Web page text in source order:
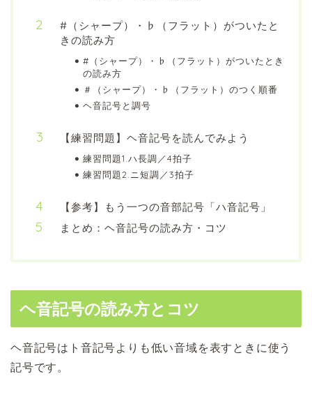
#（シャープ）・♭（フラット）がついたと
きの読み方
#（シャープ）・♭（フラット）がついたとき
の読み方
＃（シャープ）・♭（フラット）のつく順番
ヘ音記号と調号
【練習問題】ヘ音記号を読んでみよう
練習問題1.ハ長調／4拍子
練習問題2.ニ短調／3拍子
【参考】もう一つの音部記号「ハ音記号」
まとめ：ヘ音記号の読み方・コツ
ヘ音記号の読み方とコツ
ヘ音記号はト音記号よりも低い音域を表すときに使う
記号です。